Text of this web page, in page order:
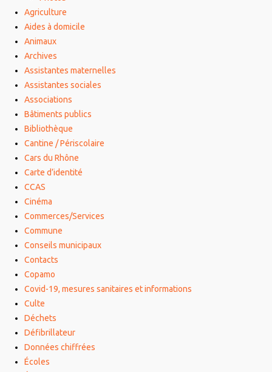
Agriculture
Aides à domicile
Animaux
Archives
Assistantes maternelles
Assistantes sociales
Associations
Bâtiments publics
Bibliothèque
Cantine / Périscolaire
Cars du Rhône
Carte d’identité
CCAS
Cinéma
Commerces/Services
Commune
Conseils municipaux
Contacts
Copamo
Covid-19, mesures sanitaires et informations
Culte
Déchets
Défibrillateur
Données chiffrées
Écoles